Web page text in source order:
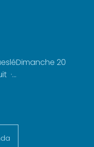
20
·...